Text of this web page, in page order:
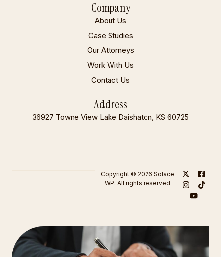
Company
About Us
Case Studies
Our Attorneys
Work With Us
Contact Us
Address
36927 Towne View Lake Daishaton, KS 60725
Copyright © 2026 Solace
WP. All rights reserved